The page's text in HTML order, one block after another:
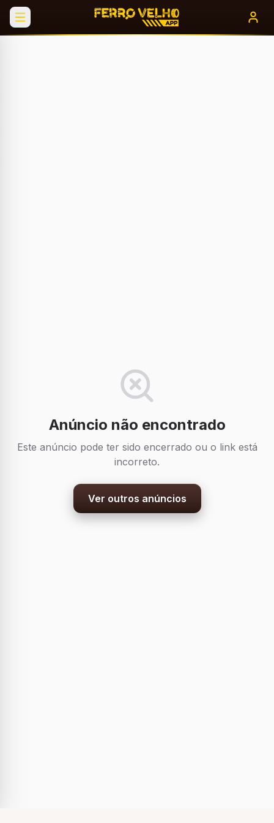
Anúncio não encontrado
Este anúncio pode ter sido encerrado ou o link está
incorreto.
Ver outros anúncios